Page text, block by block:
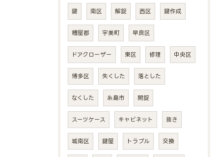
鍵 南区 解錠 西区 鍵作成
糟屋郡 宇美町 早良区
ドアクローザー 東区 修理 中央区
博多区 失くした 落とした
なくした 糸島市 開錠
スーツケース キャビネット 抜き
城南区 鍵屋 トラブル 交換